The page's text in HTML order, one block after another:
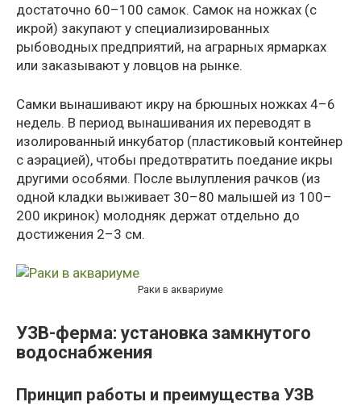
достаточно 60–100 самок. Самок на ножках (с
икрой) закупают у специализированных
рыбоводных предприятий, на аграрных ярмарках
или заказывают у ловцов на рынке.
Самки вынашивают икру на брюшных ножках 4–6
недель. В период вынашивания их переводят в
изолированный инкубатор (пластиковый контейнер
с аэрацией), чтобы предотвратить поедание икры
другими особями. После вылупления рачков (из
одной кладки выживает 30–80 малышей из 100–
200 икринок) молодняк держат отдельно до
достижения 2–3 см.
Раки в аквариуме
УЗВ-ферма: установка замкнутого
водоснабжения
Принцип работы и преимущества УЗВ